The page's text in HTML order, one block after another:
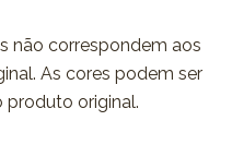
não correspondem aos
As cores podem ser
produto original.